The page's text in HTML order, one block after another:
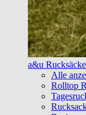
a&u
Alle
Rolltop